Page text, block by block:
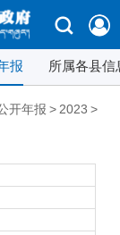
报 所属各县
开年报 > 2023 >